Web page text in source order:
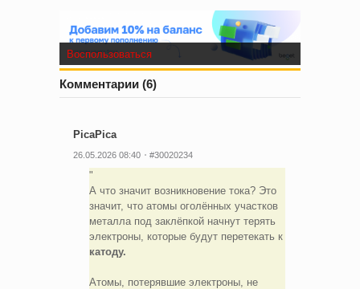
Воспользоваться
Комментарии (6)
PicaPica
26.05.2026 08:40 #30020234
А что значит возникновение тока? Это
значит, что атомы оголённых участков
металла под заклёпкой начнут терять
электроны, которые будут перетекать к
катоду.
Атомы, потерявшие электроны, не